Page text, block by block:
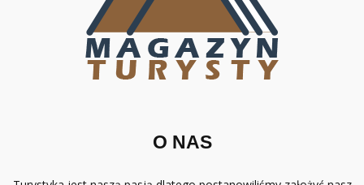
O NAS